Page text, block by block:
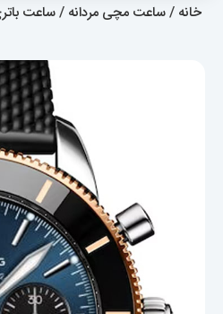
خانه /ساعت مچی مردانه /ساعت